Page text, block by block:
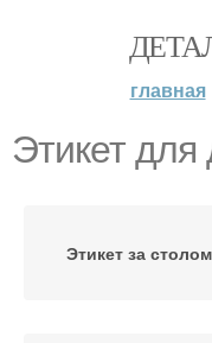
главная
Этикет для
Этикет за столом